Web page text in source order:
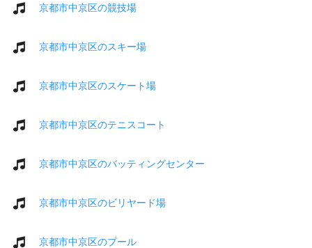
京都市中京区の競技場
京都市中京区のスキー場
京都市中京区のスケート場
京都市中京区のテニスコート
京都市中京区のバッティングセンター
京都市中京区のビリヤード場
京都市中京区のプール